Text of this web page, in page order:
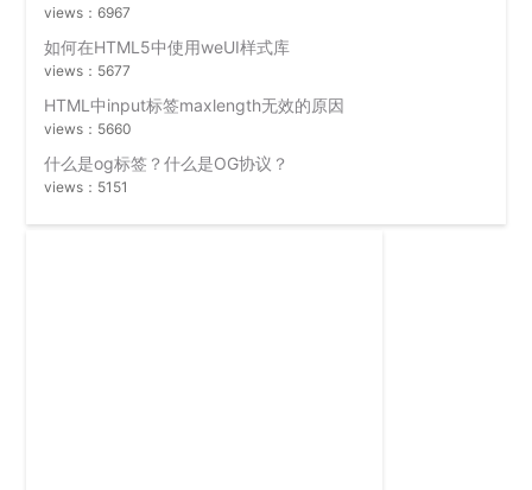
views：6967
如何在HTML5中使用weUI样式库
views：5677
HTML中input标签maxlength无效的原因
views：5660
什么是og标签？什么是OG协议？
views：5151